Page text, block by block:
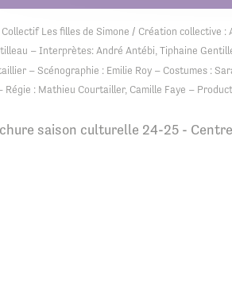
Collectif Les filles de Simone / Création collective
– Interprètes: André Antébi, Tiphaine
– Scénographie : Emilie Roy – Costumes :
Régie : Mathieu Courtailler, Camille Faye –
saison culturelle 24-25 -